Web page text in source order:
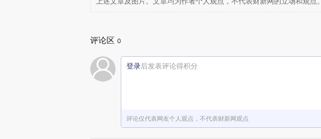
评论区 0
登录后发表评论得积分
评论仅代表网友个人观点，不代表财新网观点